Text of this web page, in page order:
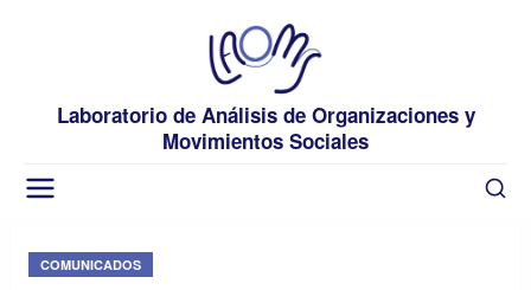
Laboratorio de Análisis de Organizaciones y
Movimientos Sociales
COMUNICADOS